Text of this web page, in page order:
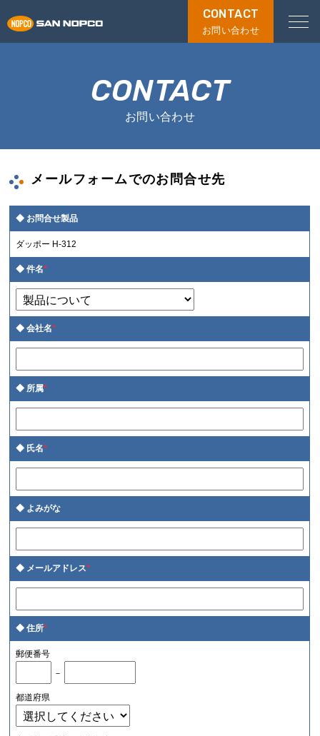
CONTACT
お問い合わせ
CONTACT
お問い合わせ
メールフォームでのお問合せ先
お問合せ製品
ダッポー H-312
件名*
会社名*
所属*
氏名*
よみがな
メールアドレス*
住所*
郵便番号
－
都道府県